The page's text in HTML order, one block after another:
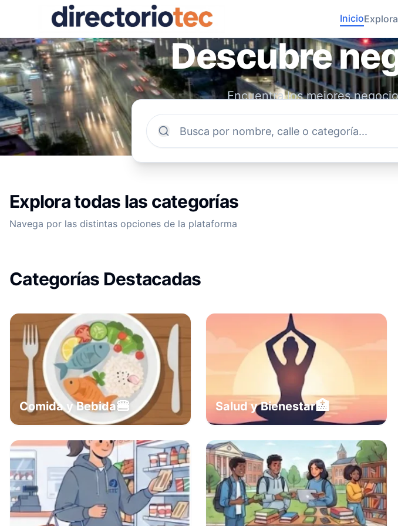
Inicio
Descubre
Encuentra los mejores
comunidad. Conecta con
Explora todas las categorías
Navega por las distintas opciones de la plataforma
Categorías Destacadas
Comida y Bebida🍔 Salud y Bienestar🏥